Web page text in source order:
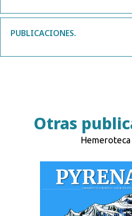
PUBLICACIONES.
Otras
Hemeroteca